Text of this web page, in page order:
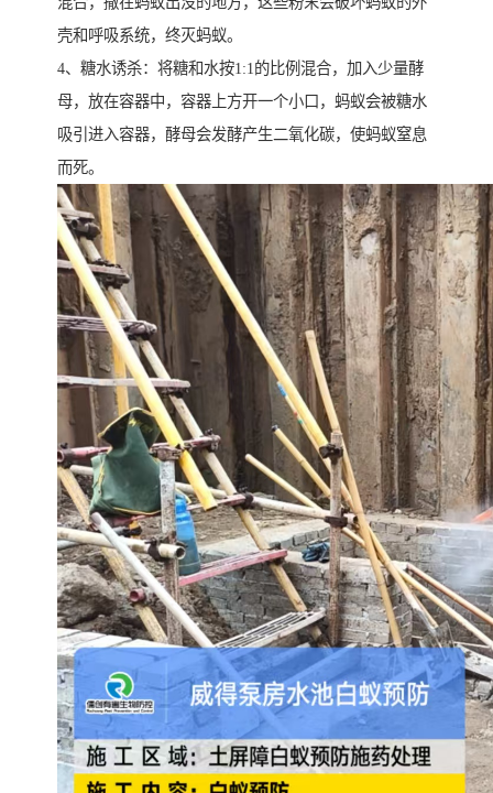
壳和呼吸系统，终灭蚂蚁。
4、糖水诱杀：将糖和水按1:1的比例混合，加入少量酵
母，放在容器中，容器上方开一个小口，蚂蚁会被糖水
吸引进入容器，酵母会发酵产生二氧化碳，使蚂蚁窒息
而死。